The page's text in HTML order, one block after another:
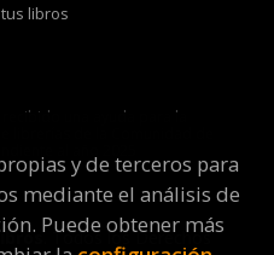
libros
una ayuda para la
. Todos los Derechos
y de terceros para
mediante el análisis de
Puede obtener más